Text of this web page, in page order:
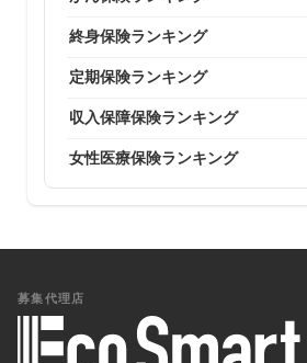
終身保険ランキング
定期保険ランキング
収入保障保険ランキング
女性医療保険ランキング
募集代理店